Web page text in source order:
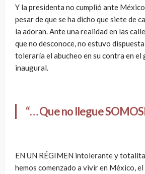
Y la presidenta no cumplió ante
pesar de que se ha dicho que siete de
la adoran. Ante una realidad en las
que no desconoce, no estuvo
toleraría el abucheo en su contra en el
inaugural.
“… Que no llegue
EN UN RÉGIMEN intolerante y
hemos comenzado a vivir en México,